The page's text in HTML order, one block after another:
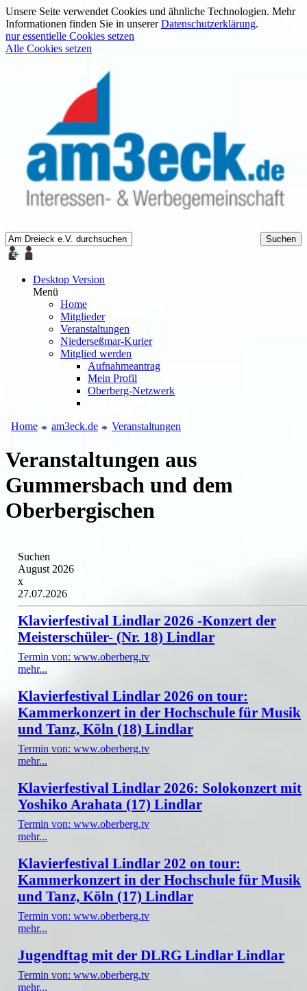
Unsere Seite verwendet Cookies und ähnliche Technologien. Mehr
Informationen finden Sie in unsererDatenschutzerklärung.
nur essentielle Cookies setzen
Alle Cookies setzen
Desktop Version
Menü
Home
Mitglieder
Veranstaltungen
Niederseßmar-Kurier
Mitglied werden
Aufnahmeantrag
Mein Profil
Oberberg-Netzwerk
Home am3eck.de Veranstaltungen
Veranstaltungen aus
Gummersbach und dem
Oberbergischen
Suchen
August 2026
x
27.07.2026
Klavierfestival Lindlar 2026 -Konzert der
Meisterschüler- (Nr. 18) Lindlar
Termin von: www.oberberg.tv
mehr...
Klavierfestival Lindlar 2026 on tour:
Kammerkonzert in der Hochschule für Musik
und Tanz, Köln (18) Lindlar
Termin von: www.oberberg.tv
mehr...
Klavierfestival Lindlar 2026: Solokonzert mit
Yoshiko Arahata (17) Lindlar
Termin von: www.oberberg.tv
mehr...
Klavierfestival Lindlar 202 on tour:
Kammerkonzert in der Hochschule für Musik
und Tanz, Köln (17) Lindlar
Termin von: www.oberberg.tv
mehr...
Jugendftag mit der DLRG Lindlar Lindlar
Termin von: www.oberberg.tv
mehr...